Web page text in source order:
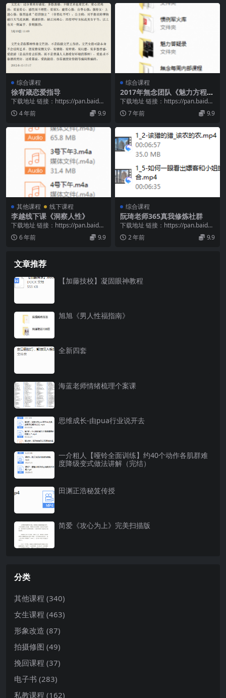
综合课程
徐宥箴恋爱指导
下载地址 链接：https://pan.baidu.
com/s/1ZGknxOo...
4 年前 9.9
综合课程
2017年無念团队《魅力方程式
5.0》
下载地址 链接：https://pan.baidu.
com/s/1Gf7zClt...
7 年前 9.9
其他课程 线下课程
李越线下课《洞察人性》
下载地址 链接：https://pan.baidu.
com/s/1pWVQK2l...
6 年前 9.9
综合课程
阮琦老师365真我修炼社群
下载地址 链接：https://pan.baidu.
com/s/1VDOgJnZ...
2 年前 9.9
文章推荐
【加藤技校】凝固眼神教程
旭旭《男人性福指南》
全新四套
海蓝老师情绪梳理个案课
思维成长-由pua行业说开去
一介粗人【哑铃全面训练】约40个动作各肌群难
度降级变式做法讲解（完结）
田渊正浩秘笈传授
简爱《攻心为上》完美扫描版
分类
其他课程 (340)
女生课程 (463)
形象改造 (87)
拍摄修图 (49)
挽回课程 (37)
电子书 (283)
私教课程 (162)